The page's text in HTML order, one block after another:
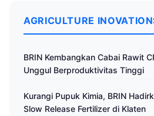
AGRICULTURE
BRIN Kembangkan Cabai Rawit
Unggul Berproduktivitas Tinggi
Kurangi Pupuk Kimia, BRIN
Slow Release Fertilizer di Klaten